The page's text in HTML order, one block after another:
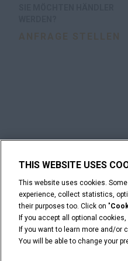
Rechtliche Hinweise
THIS WEBSITE USES
This website uses cookies.
experience, collect statistics,
their purposes too. Click on "
If you accept all optional cookies,
If you want to learn more and/or
You will be able to change your